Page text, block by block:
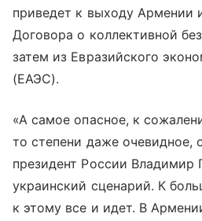
приведет к выходу Армении
Договора о коллективной
затем из Евразийского
(ЕАЭС).
«А самое опасное, к
то степени даже очевидное,
президент России Владимир
украинский сценарий. К
к этому все и идет. В